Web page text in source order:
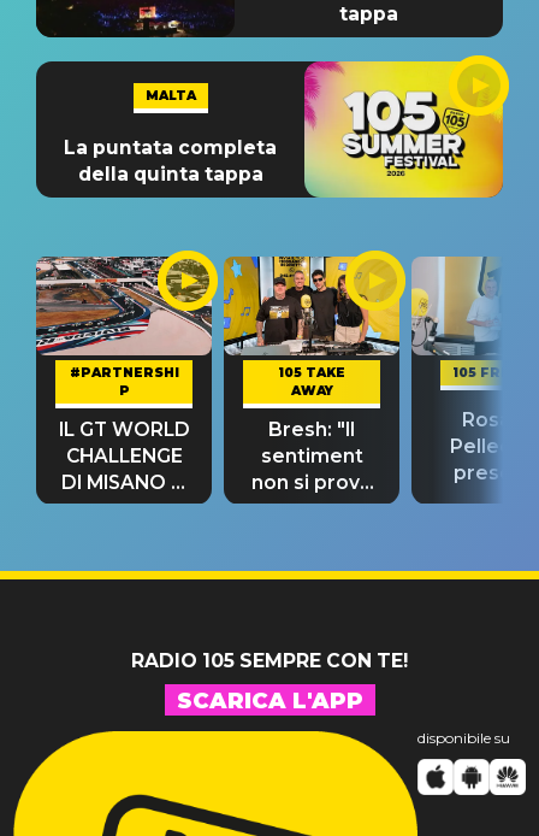
tappa
MALTA
La puntata completa
della quinta tappa
#PARTNERSHI
P
IL GT WORLD
CHALLENGE
DI MISANO si
riconferma
105 TAKE
AWAY
Bresh: "Il
sentiment
non si prova
fino alla notte
105
Rosario
“Così
RADIO 105 SEMPRE CON TE!
SCARICA L'APP
disponibile su